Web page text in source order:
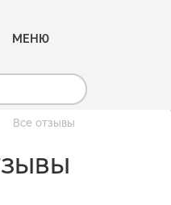
МЕНЮ
Все отзывы